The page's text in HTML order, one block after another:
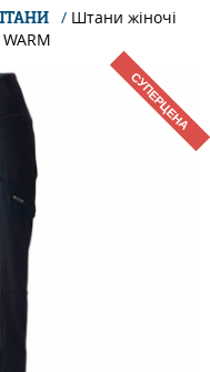
Штани жіночі
СУПЕРЦЕНА